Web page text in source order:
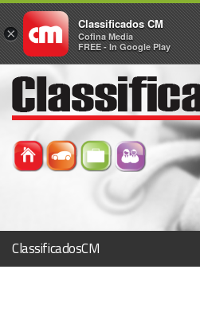
ClassificadosCM
×
Classificados CM
Cofina Media
FREE - In Google Play